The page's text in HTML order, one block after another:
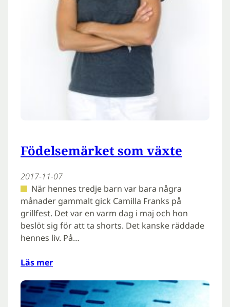
Födelsemärket som växte
2017-11-07
När hennes tredje barn var bara några
månader gammalt gick Camilla Franks på
grillfest. Det var en varm dag i maj och hon
beslöt sig för att ta shorts. Det kanske räddade
hennes liv. På…
Läs mer